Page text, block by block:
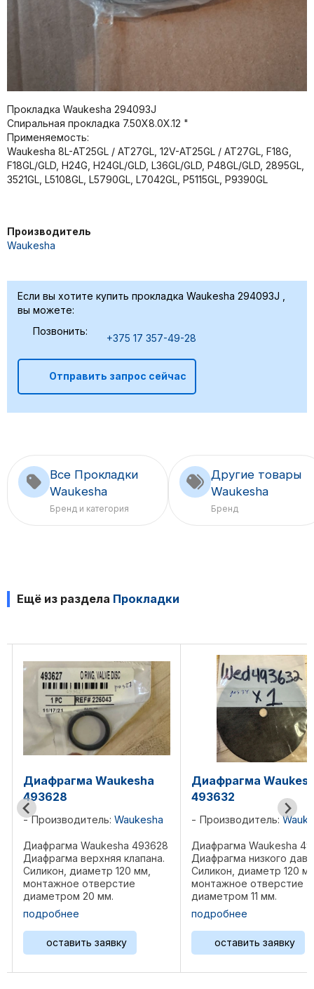
Прокладка Waukesha 294093J
Спиральная прокладка 7.50X8.0X.12 "
Применяемость:
Waukesha 8L-AT25GL / AT27GL, 12V-AT25GL / AT27GL, F18G,
F18GL/GLD, H24G, H24GL/GLD, L36GL/GLD, P48GL/GLD, 2895GL,
3521GL, L5108GL, L5790GL, L7042GL, P5115GL, P9390GL
Производитель
Waukesha
Если вы хотите купить прокладка Waukesha 294093J ,
вы можете:
Позвонить:
+375 17 357-49-28
Отправить запрос сейчас
Все Прокладки
Waukesha
Бренд и категория
Другие товары
Waukesha
Бренд
Ещё из раздела Прокладки
Диафрагма Waukesha
493632
Производитель:Waukesha
Диафрагма Waukesha 493632
Диафрагма низкого давления.
Силикон, диаметр 120 мм,
монтажное отверстие
диаметром 11 мм.
Применяемость: Waukesha
8L-AT25GL / AT27GL, 12V-
AT25GL / AT27GL, F18G,
F18GL/GLD, H24G, H24GL/GLD,
2895GL, ...
подробнее
оставить заявку
Диафрагма
493705
Производитель:
Диафрагма
Диафрагма клапана.
Нержавеющая сталь,
диаметр 227,
мм. Применяемость:
Waukesha 8L-AT25GL
AT27GL, 12V-AT25GL /
AT27GL, F18G, F18GL/
H24G, H24GL/GLD,
L5108GL, L5790GL, ...
подробнее
оставить заявку